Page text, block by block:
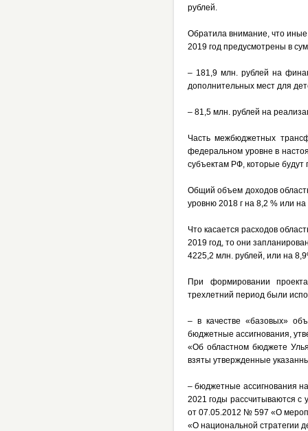
рублей.
Обратила внимание, что
2019 год предусмотрены в
– 181,9 млн. рублей на
дополнительных мест для
– 81,5 млн. рублей на
Часть межбюджетных
федеральном уровне в
субъектам РФ, которые
Общий объем доходов
уровню 2018 г на 8,2 % или
Что касается расходов
2019 год, то они
4225,2 млн. рублей, или на
При формировании
трехлетний период были
– в качестве «базовых»
бюджетные ассигнования,
«Об областном бюджете
взяты утвержденные
– бюджетные ассигнования
2021 годы рассчитываются с
от 07.05.2012 № 597 «О
«О национальной стратегии